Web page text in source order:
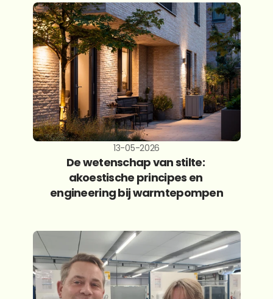
13-05-2026
De wetenschap van stilte:
akoestische principes en
engineering bij warmtepompen